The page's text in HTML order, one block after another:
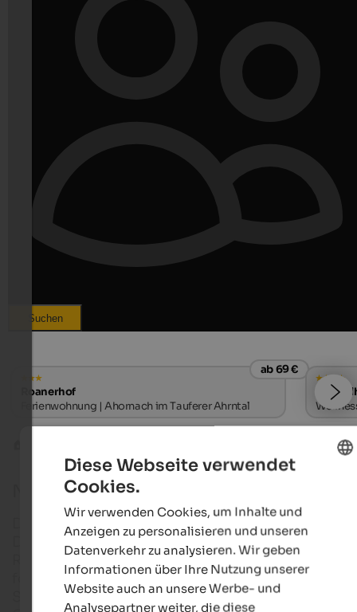
Suchen
ab 69 €
Roanerhof
Ferienwohnung | Ahornach im Tauferer Ahrntal
Naturpark Rieserferner-Ahrn
Dreiherrenspitze und Rötspitze, Hochgall und
Durreckspitze und Schneebiger Nock – der
Rieserferner-Ahrn bietet eine imposante
formschönen Dreitausendern und hat von allen
Südtiroler Naturparks den höchsten Anteil an
GERMAN
Diese Webseite verwendet
Cookies.
Wir verwenden Cookies, um Inhalte und
Anzeigen zu personalisieren und unseren
Datenverkehr zu analysieren. Wir geben
Informationen über Ihre Nutzung unserer
Website auch an unsere Werbe- und
Analysepartner weiter, die diese